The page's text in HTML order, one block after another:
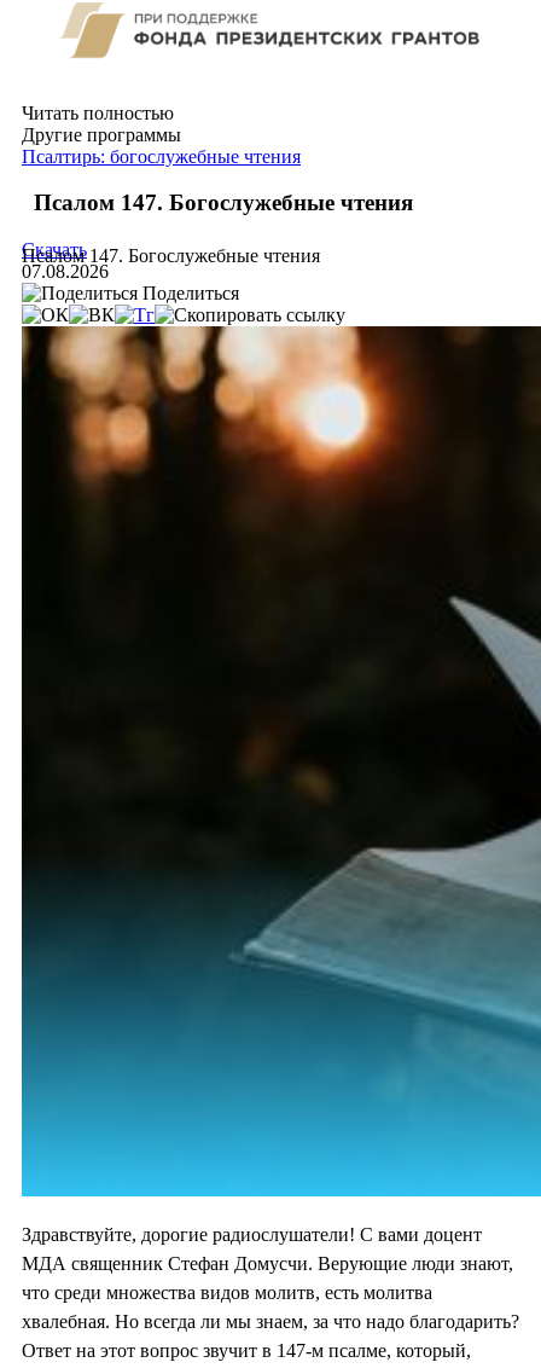
Читать полностью
Другие программы
Псалтирь: богослужебные чтения
Псалом 147. Богослужебные чтения
Псалом 147. Богослужебные чтения
Скачать
07.08.2026
Поделиться
Здравствуйте, дорогие радиослушатели! С вами доцент
МДА священник Стефан Домусчи. Верующие люди знают,
что среди множества видов молитв, есть молитва
хвалебная. Но всегда ли мы знаем, за что надо благодарить?
Ответ на этот вопрос звучит в 147-м псалме, который,